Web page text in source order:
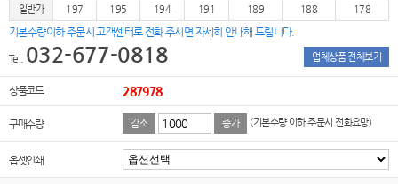
일반가
197 195 194 191 189 188 178
기본수량이하 주문시 고객센터로 전화 주시면 자세히 안내해 드립니다.
Tel. 032-677-0818 업체상품 전체보기
상품코드 287978
구매수량 감소 증가 (기본수량 이하 주문시 전화요망)
옵셋인쇄